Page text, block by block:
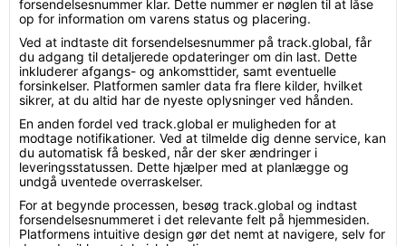
forsendelsesnummer klar. Dette nummer er nøglen til at låse
op for information om varens status og placering.
Ved at indtaste dit forsendelsesnummer på track.global, får
du adgang til detaljerede opdateringer om din last. Dette
inkluderer afgangs- og ankomsttider, samt eventuelle
forsinkelser. Platformen samler data fra flere kilder, hvilket
sikrer, at du altid har de nyeste oplysninger ved hånden.
En anden fordel ved track.global er muligheden for at
modtage notifikationer. Ved at tilmelde dig denne service, kan
du automatisk få besked, når der sker ændringer i
leveringsstatussen. Dette hjælper med at planlægge og
undgå uventede overraskelser.
For at begynde processen, besøg track.global og indtast
forsendelsesnummeret i det relevante felt på hjemmesiden.
Platformens intuitive design gør det nemt at navigere, selv for